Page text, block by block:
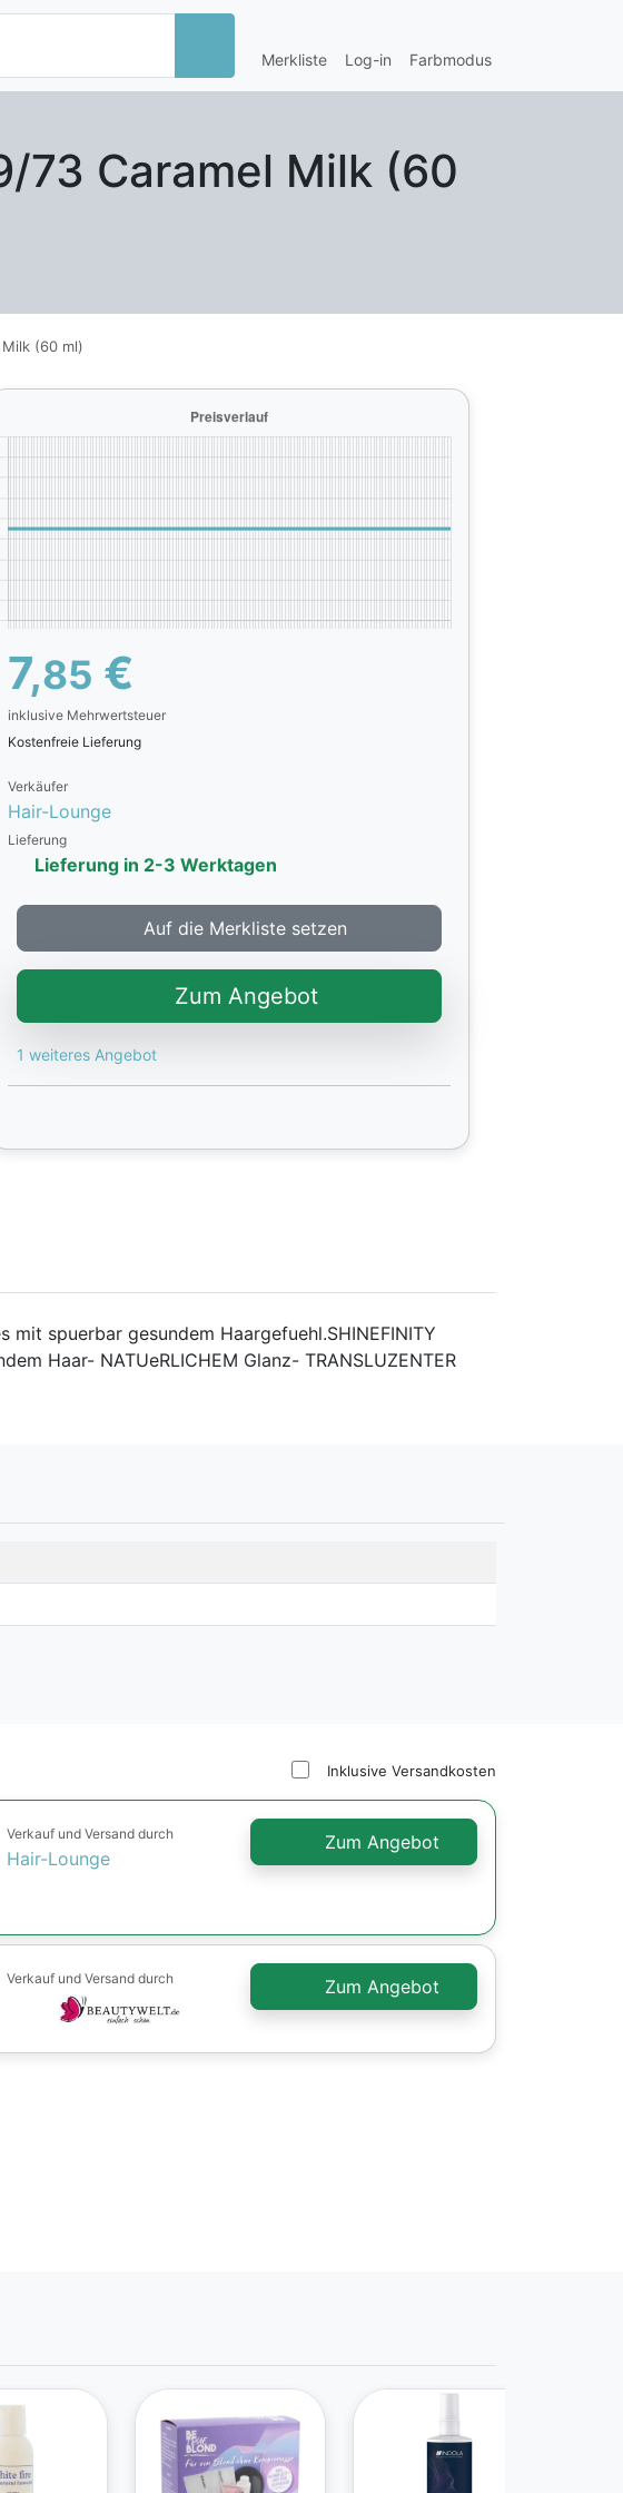
Merkliste Log-in Farbmodus
73 Caramel Milk (60
(60 ml)
7,85 €
inklusive Mehrwertsteuer
Kostenfreie Lieferung
Verkäufer
Hair-Lounge
Lieferung
Lieferung in 2-3 Werktagen
Auf die Merkliste setzen
Zum Angebot
1 weiteres Angebot
spuerbar gesundem Haargefuehl.SHINEFINITY
Haar- NATUeRLICHEM Glanz- TRANSLUZENTER
Inklusive Versandkosten
Verkauf und Versand durch
Hair-Lounge
Zum Angebot
Verkauf und Versand durch Zum Angebot